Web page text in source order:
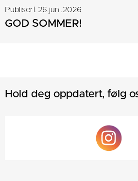
Publisert 26.juni.2026
GOD SOMMER!
Hold deg oppdatert, følg